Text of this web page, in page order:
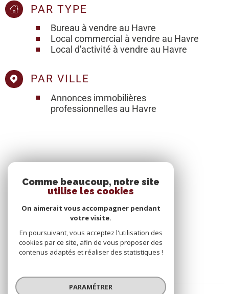
PAR TYPE
Bureau à vendre au Havre
Local commercial à vendre au Havre
Local d'activité à vendre au Havre
PAR VILLE
Annonces immobilières
professionnelles au Havre
Comme beaucoup, notre site
utilise les cookies
On aimerait vous accompagner pendant
votre visite.
En poursuivant, vous acceptez l'utilisation des
cookies par ce site, afin de vous proposer des
contenus adaptés et réaliser des statistiques !
PARAMÉTRER